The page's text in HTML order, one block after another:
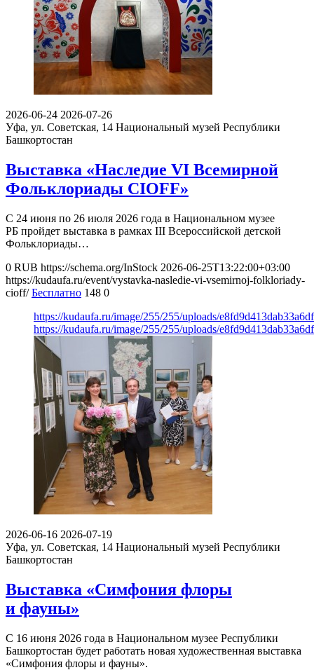
2026-06-24 2026-07-26
Уфа, ул. Советская, 14 Национальный музей Республики
Башкортостан
Выставка «Наследие VI Всемирной
Фольклориады CIOFF»
С 24 июня по 26 июля 2026 года в Национальном музее
РБ пройдет выставка в рамках III Всероссийской детской
Фольклориады…
0 RUB https://schema.org/InStock 2026-06-25T13:22:00+03:00
https://kudaufa.ru/event/vystavka-nasledie-vi-vsemirnoj-folkloriady-
cioff/ Бесплатно 148 0
https://kudaufa.ru/image/255/255/uploads/
https://kudaufa.ru/image/255/255/uploads/
2026-06-16 2026-07-19
Уфа, ул. Советская, 14 Национальный музей Республики
Башкортостан
Выставка «Симфония флоры
и фауны»
С 16 июня 2026 года в Национальном музее Республики
Башкортостан будет работать новая художественная выставка
«Симфония флоры и фауны».